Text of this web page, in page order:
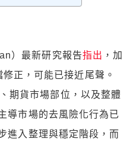
）最新研究報告指出 ，加
正，可能已接近尾聲。
期貨市場部位，以及整體
導市場的去風險化行為已
進入整理與穩定階段，而